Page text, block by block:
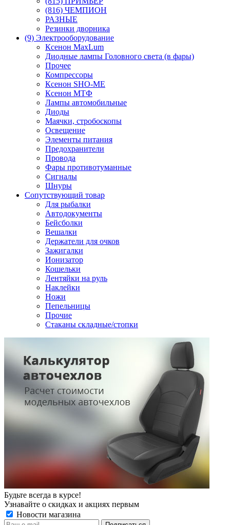
(816) ЧЕМПИОН
РАЗНЫЕ
Резинки дворника
(9) Электрооборудование
Ксенон MaxLum
Диодные лампы Головного света (в фары)
Прочее
Компрессоры
Ксенон SHO-ME
Ксенон МТФ
Лампы автомобильные
Диоды
Маячки, стробоскопы
Освещение
Элементы питания
Предохранители
Провода
Фары противотуманные
Сигналы
Шнуры
Сопутствующий товар
Для рыбалки
Автодокументы
Бейсболки
Вешалки
Держатели для очков
Зажигалки
Ионизатор
Кошельки
Лентяйки на руль
Наклейки
Ножи
Пепельницы
Прочие
Стаканы складные/стопки
Будьте всегда в курсе!
Узнавайте о скидках и акциях первым
Новости магазина